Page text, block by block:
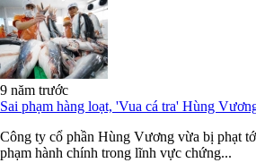
9 năm trước
Sai phạm hàng loạt, 'Vua cá tra' Hùng
Công ty cổ phần Hùng Vương vừa bị phạt
phạm hành chính trong lĩnh vực chứng...